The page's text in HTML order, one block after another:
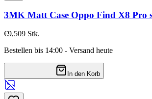
3MK Matt Case Oppo Find X8 Pro
€9,509 Stk.
Bestellen bis 14:00 - Versand heute
In den Korb